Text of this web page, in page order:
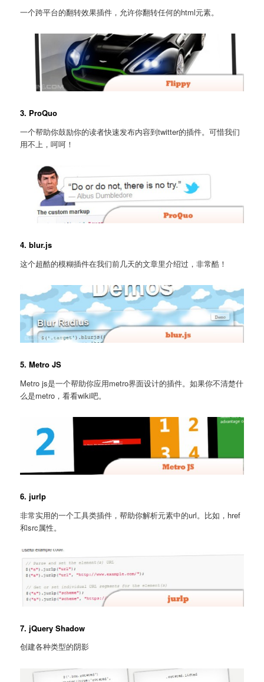
一个跨平台的翻转效果插件，允许你翻转任何的html元素。
3. ProQuo
一个帮助你鼓励你的读者快速发布内容到twitter的插件。可惜我们
用不上，呵呵！
4. blur.js
这个超酷的模糊插件在我们前几天的文章里介绍过，非常酷！
5. Metro JS
Metro js是一个帮助你应用metro界面设计的插件。如果你不清楚什
么是metro，看看wiki吧。
6. jurlp
非常实用的一个工具类插件，帮助你解析元素中的url。比如，href
和src属性。
7. jQuery Shadow
创建各种类型的阴影